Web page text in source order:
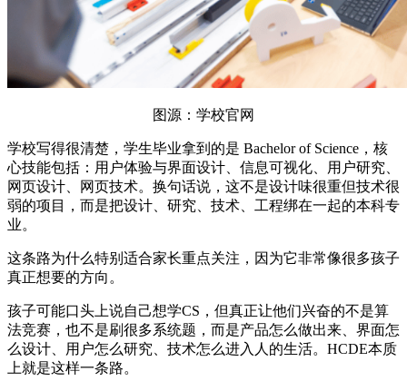
图源：学校官网
学校写得很清楚，学生毕业拿到的是 Bachelor of Science，核
心技能包括：用户体验与界面设计、信息可视化、用户研究、
网页设计、网页技术。换句话说，这不是设计味很重但技术很
弱的项目，而是把设计、研究、技术、工程绑在一起的本科专
业。
这条路为什么特别适合家长重点关注，因为它非常像很多孩子
真正想要的方向。
孩子可能口头上说自己想学CS，但真正让他们兴奋的不是算
法竞赛，也不是刷很多系统题，而是产品怎么做出来、界面怎
么设计、用户怎么研究、技术怎么进入人的生活。HCDE本质
上就是这样一条路。